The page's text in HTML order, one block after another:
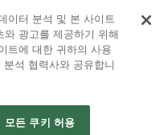
이터 분석 및 본 사이트
광고를 제공하기 위해
트에 대한 귀하의 사용
석 협력사와 공유합니
모든 쿠키 허용